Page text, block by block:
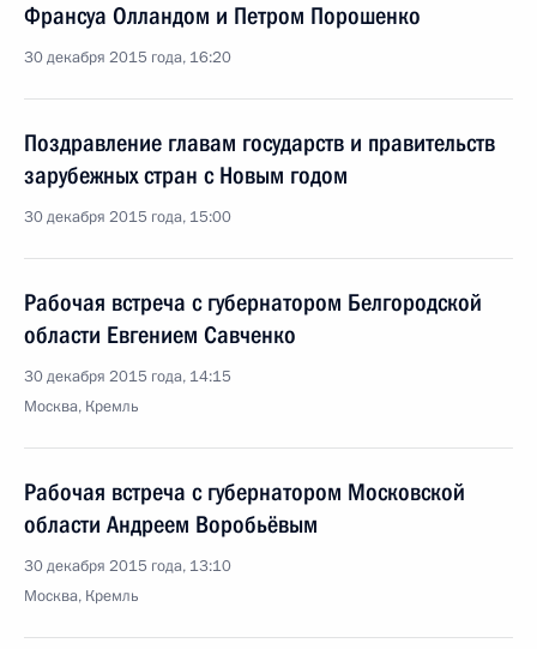
Франсуа Олландом и Петром Порошенко
30 декабря 2015 года, 16:20
Поздравление главам государств и правительств
зарубежных стран с Новым годом
30 декабря 2015 года, 15:00
Рабочая встреча с губернатором Белгородской
области Евгением Савченко
30 декабря 2015 года, 14:15
Москва, Кремль
Рабочая встреча с губернатором Московской
области Андреем Воробьёвым
30 декабря 2015 года, 13:10
Москва, Кремль